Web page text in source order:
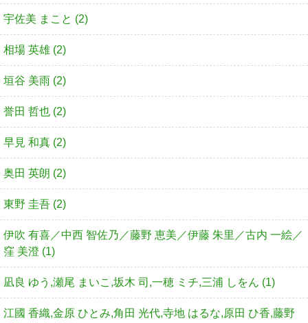
宇佐美 まこと (2)
相場 英雄 (2)
垣谷 美雨 (2)
誉田 哲也 (2)
早見 和真 (2)
奥田 英朗 (2)
東野 圭吾 (2)
伊吹 有喜／中西 智佐乃／藤野 恵美／伊藤 朱里／古内 一絵／
窪 美澄 (1)
凪良 ゆう,瀬尾 まいこ,坂木 司,一穂 ミチ,三浦 しをん (1)
江國 香織,金原 ひとみ,角田 光代,寺地 はるな,原田 ひ香,藤野